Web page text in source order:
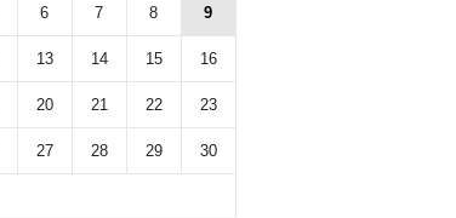
6 7 8 9
13 14 15 16
20 21 22 23
27 28 29 30